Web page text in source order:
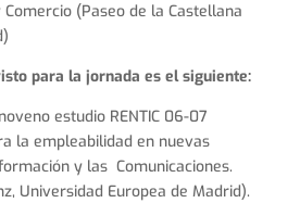
(Paseo de la Castellana
para la jornada es el siguiente:
estudio RENTIC 06-07
la empleabilidad en nuevas
y las Comunicaciones.
Universidad Europea de Madrid).